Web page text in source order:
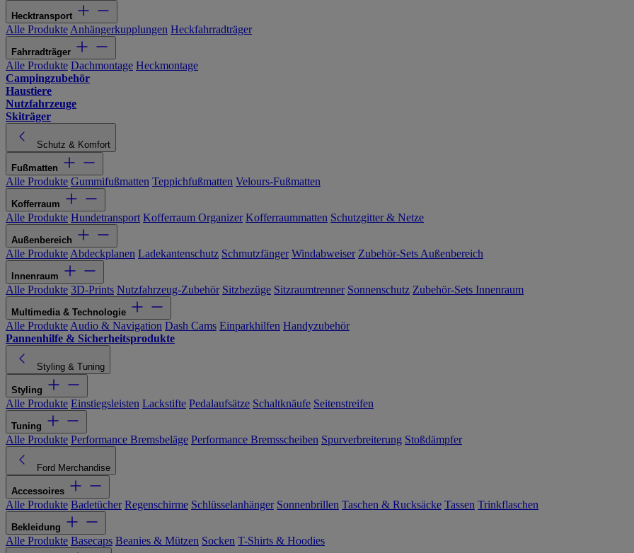
Hecktransport
Alle Produkte Anhängerkupplungen Heckfahrradträger
Fahrradträger
Alle Produkte Dachmontage Heckmontage
Campingzubehör
Haustiere
Nutzfahrzeuge
Skiträger
Schutz & Komfort
Fußmatten
Alle Produkte Gummifußmatten Teppichfußmatten Velours-Fußmatten
Kofferraum
Alle Produkte Hundetransport Kofferraum Organizer Kofferraummatten Schutzgitter & Netze
Außenbereich
Alle Produkte Abdeckplanen Ladekantenschutz Schmutzfänger Windabweiser Zubehör-Sets Außenbereich
Innenraum
Alle Produkte 3D-Prints Nutzfahrzeug-Zubehör Sitzbezüge Sitzraumtrenner Sonnenschutz Zubehör-Sets Innenraum
Multimedia & Technologie
Alle Produkte Audio & Navigation Dash Cams Einparkhilfen Handyzubehör
Pannenhilfe & Sicherheitsprodukte
Styling & Tuning
Styling
Alle Produkte Einstiegsleisten Lackstifte Pedalaufsätze Schaltknäufe Seitenstreifen
Tuning
Alle Produkte Performance Bremsbeläge Performance Bremsscheiben Spurverbreiterung Stoßdämpfer
Ford Merchandise
Accessoires
Alle Produkte Badetücher Regenschirme Schlüsselanhänger Sonnenbrillen Taschen & Rucksäcke Tassen Trinkflaschen
Bekleidung
Alle Produkte Basecaps Beanies & Mützen Socken T-Shirts & Hoodies